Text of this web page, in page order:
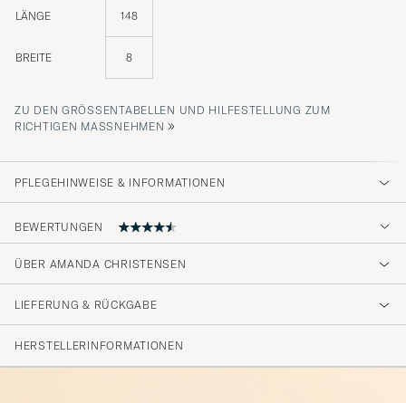
LÄNGE 148
BREITE 8
ZU DEN GRÖSSENTABELLEN UND HILFESTELLUNG ZUM R
ICHTIGEN MASSNEHMEN
»
PFLEGEHINWEISE & INFORMATIONEN
BEWERTUNGEN
Som vanligt är CARE of CARL BRA MED
HÖGKVALITATIVA OCH PRISVÄRDA
PRODUKTER SAMT OVANLIGT SNABB
LEVERANSTID.
HANS A GEKAUFT AM AUF CAREOFCARL.SE
ÜBER AMANDA CHRISTENSEN
LIEFERUNG & RÜCKGABE
HERSTELLERINFORMATIONEN